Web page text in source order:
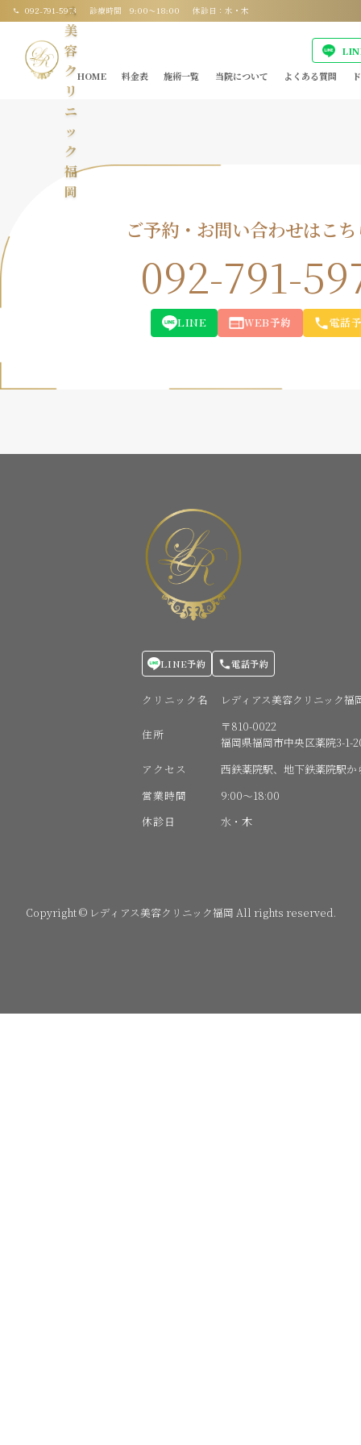
092-791-5973 診療時間 9:00〜18:00 休診日：水・木
ス
美
容
ク
リ
ニ
ッ
ク
福
岡
HOME
料金表 施術一覧 当院について よくある質問
ご予約・お問い合わせはこ
092-791-
LINE WEB予約 電話
LINE予約 電話予約
クリニック名 レディアス美容クリニック福
住所
〒810-0022
福岡県福岡市中央区薬院3-1-
アクセス
西鉄薬院駅、地下鉄薬院駅か
営業時間
9:00〜18:00
休診日
水・木
Copyright © レディアス美容クリニック福岡 All rights reserved.